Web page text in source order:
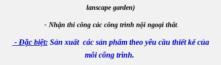
lanscape garden)
- Nhận thi công các công trình nội ngoại thất.
- Đặc biệt: Sản xuất các sản phẩm theo yêu cầu thiết kế của
mỗi công trình.